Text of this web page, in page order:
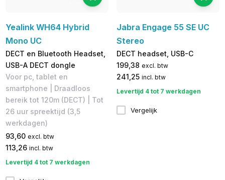
Yealink WH64 Hybrid
Mono UC
DECT en Bluetooth Headset,
USB-A DECT dongle
Voor pc, tablet en
smartphone | Draadloos
bereik tot 120m (DECT) | Tot
26 uur spreektijd (3,5
werkdagen)
93,60 excl. btw
113,26 incl. btw
Levertijd 4 tot 7 werkdagen
Jabra Engage 55 SE UC
Stereo
DECT headset, USB-C
199,38 excl. btw
241,25 incl. btw
Levertijd 4 tot 7 werkdagen
Vergelijk